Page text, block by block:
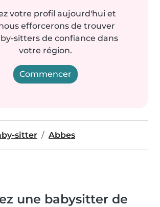
votre profil aujourd'hui et
efforcerons de trouver
sitters de confiance dans
votre région.
Commencer
sitter Abbes
une babysitter de